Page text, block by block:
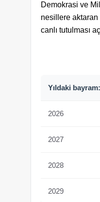
Demokrasi ve
nesillere aktaran
canlı tutulması
Yıldaki bayram:
2026
2027
2028
2029